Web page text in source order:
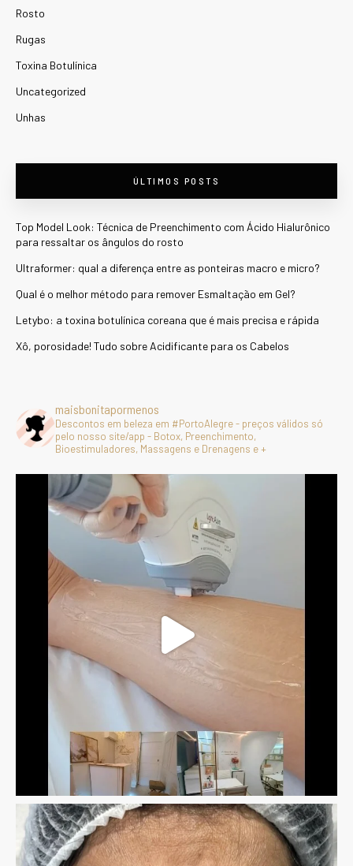
Rosto
Rugas
Toxina Botulínica
Uncategorized
Unhas
ÚLTIMOS POSTS
Top Model Look: Técnica de Preenchimento com Ácido Hialurônico
para ressaltar os ângulos do rosto
Ultraformer: qual a diferença entre as ponteiras macro e micro?
Qual é o melhor método para remover Esmaltação em Gel?
Letybo: a toxina botulínica coreana que é mais precisa e rápida
Xô, porosidade! Tudo sobre Acidificante para os Cabelos
maisbonitapormenos
Descontos em beleza em #PortoAlegre - preços válidos só
pelo nosso site/app - Botox, Preenchimento,
Bioestimuladores, Massagens e Drenagens e +